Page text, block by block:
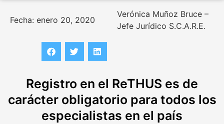
Fecha: enero 20, 2020
Verónica Muñoz Bruce –
Jefe Jurídico S.C.A.R.E.
Registro en el ReTHUS es de
carácter obligatorio para todos los
especialistas en el país